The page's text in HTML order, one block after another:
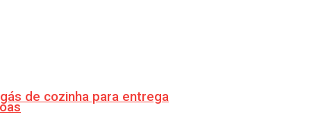
de cozinha para entrega